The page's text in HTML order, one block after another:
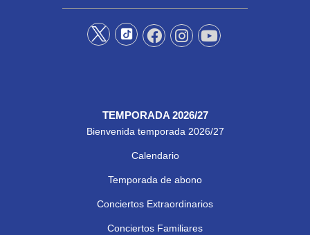
TEMPORADA 2026/27
Bienvenida temporada 2026/27
Calendario
Temporada de abono
Conciertos Extraordinarios
Conciertos Familiares